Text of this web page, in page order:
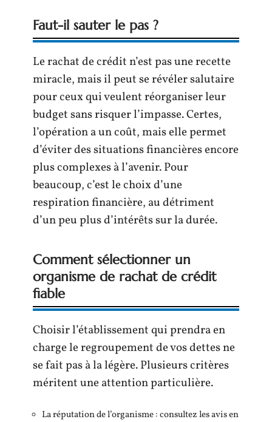
Faut-il sauter le pas ?
Le rachat de crédit n’est pas une recette
miracle, mais il peut se révéler salutaire
pour ceux qui veulent réorganiser leur
budget sans risquer l’impasse. Certes,
l’opération a un coût, mais elle permet
d’éviter des situations financières encore
plus complexes à l’avenir. Pour
beaucoup, c’est le choix d’une
respiration financière, au détriment
d’un peu plus d’intérêts sur la durée.
Comment sélectionner un
organisme de rachat de crédit
fiable
Choisir l’établissement qui prendra en
charge le regroupement de vos dettes ne
se fait pas à la légère. Plusieurs critères
méritent une attention particulière.
La réputation de l’organisme : consultez les avis en